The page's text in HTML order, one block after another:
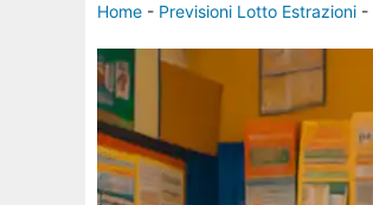
Home - Previsioni Lotto Estrazioni -